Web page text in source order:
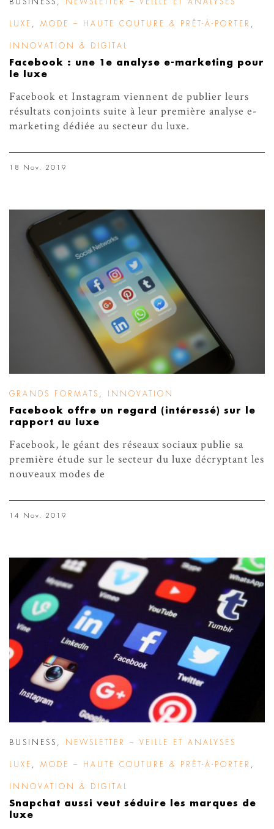
BUSINESS NEWSLETTER – VEILLE ET ANALYSES
LUXE MODE – HAUTE COUTURE & PRÊT-À-PORTER
INNOVATION & DIGITAL
Facebook : une 1e analyse e-marketing pour
le luxe
Facebook et Instagram viennent de publier leurs
résultats conjoints suite à leur première analyse e-
marketing dédiée au secteur du luxe.
18 Nov. 2019
GRANDS FORMATS , INNOVATION
Facebook offre un regard (intéressé) sur le
rapport au luxe
Facebook, le géant des réseaux sociaux publie sa
première étude sur le secteur du luxe décryptant les
nouveaux modes de
14 Nov. 2019
BUSINESS NEWSLETTER – VEILLE ET ANALYSES
LUXE MODE – HAUTE COUTURE & PRÊT-À-PORTER
INNOVATION & DIGITAL
Snapchat aussi veut séduire les marques de
luxe